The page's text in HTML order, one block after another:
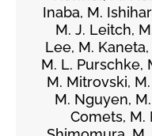
Inaba, M.
M. J. Leitch,
Lee, M.
M. L. Purschke,
M. Mitrovski,
M. Nguyen,
Comets, M.